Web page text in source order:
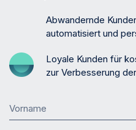
Abwandernde
automatisiert und
Loyale Kunden für
zur Verbesserung
Vorname